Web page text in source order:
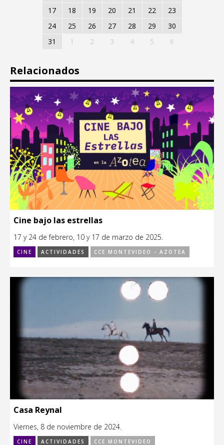
17
18 19 20 21 22
23
24
25 26 27 28 29
30
31
1 2 3 4 5 6
Relacionados
Cine bajo las estrellas
17 y 24 de febrero, 10 y 17 de marzo de 2025.
CINE ACTIVIDADES CCE MONTEVIDEO - AZOTEA
Casa Reynal
Viernes, 8 de noviembre de 2024.
CINE ACTIVIDADES CCE MONTEVIDEO